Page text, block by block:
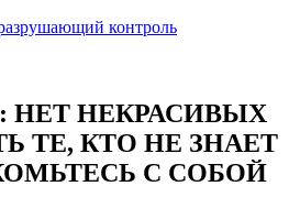
контроль
НЕТ НЕКРАСИВЫХ
ТЕ, КТО НЕ ЗНАЕТ
С СОБОЙ